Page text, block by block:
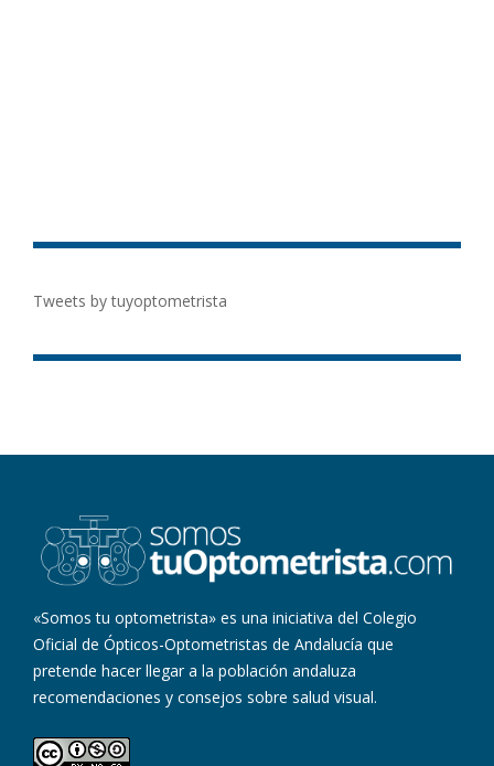
Tweets by tuyoptometrista
«Somos tu optometrista» es una iniciativa del Colegio
Oficial de Ópticos-Optometristas de Andalucía que
pretende hacer llegar a la población andaluza
recomendaciones y consejos sobre salud visual.